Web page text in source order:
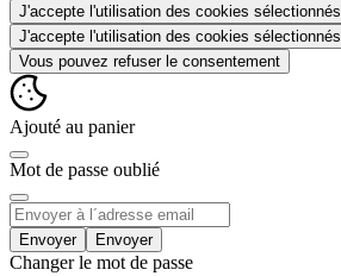
J'accepte l'utilisation des cookies sélectionnés
J'accepte l'utilisation des cookies sélectionnés
Vous pouvez refuser le consentement
Ajouté au panier
Mot de passe oublié
Envoyer
Changer le mot de passe